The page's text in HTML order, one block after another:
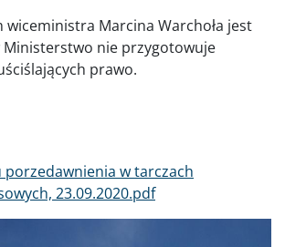
wiceministra Marcina Warchoła jest
Ministerstwo nie przygotowuje
prawo.
porzedawnienia w tarczach
23.09.2020.pdf